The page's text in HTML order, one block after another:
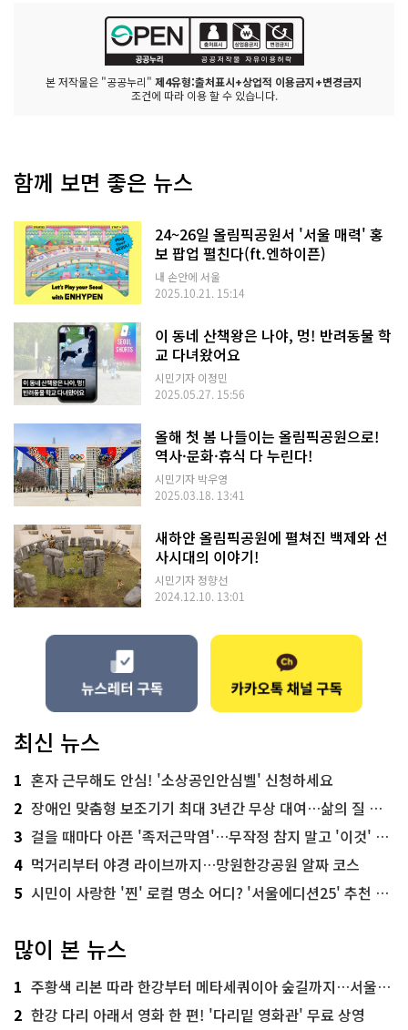
본 저작물은 "공공누리" 제4유형:출처표시+상업적 이용금지+변경금지
조건에 따라 이용 할 수 있습니다.
함께 보면 좋은 뉴스
24~26일 올림픽공원서 '서울 매력' 홍
보 팝업 펼친다(ft.엔하이픈)
내 손안에 서울
2025.10.21. 15:14
이 동네 산책왕은 나야, 멍! 반려동물 학
교 다녀왔어요
시민기자 이정민
2025.05.27. 15:56
올해 첫 봄 나들이는 올림픽공원으로!
역사·문화·휴식 다 누린다!
시민기자 박우영
2025.03.18. 13:41
새하얀 올림픽공원에 펼쳐진 백제와 선
사시대의 이야기!
시민기자 정향선
2024.12.10. 13:01
최신 뉴스
1 혼자 근무해도 안심! '소상공인안심벨' 신청하세요
2 장애인 맞춤형 보조기기 최대 3년간 무상 대여…삶의 질 높인다
3 걸을 때마다 아픈 '족저근막염'…무작정 참지 말고 '이것' 해보세요!
4 먹거리부터 야경 라이브까지…망원한강공원 알짜 코스
5 시민이 사랑한 '찐' 로컬 명소 어디? '서울에디션25' 추천 코스
많이 본 뉴스
1 주황색 리본 따라 한강부터 메타세쿼이아 숲길까지…서울둘레길 15코스
2 한강 다리 아래서 영화 한 편! '다리밑 영화관' 무료 상영